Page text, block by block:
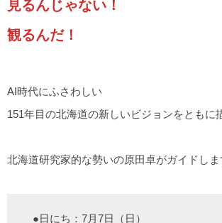
見るんじゃない！
観るんだ！
AI時代にふさわしい
151年目の北海道の新しいビジョンをともに
北海道研究家的な勢いの原田卓がガイドしま
●日にち：7月7日（日）